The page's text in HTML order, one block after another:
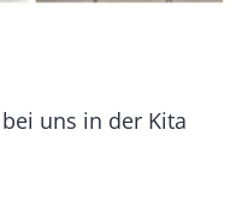
uns in der Kita